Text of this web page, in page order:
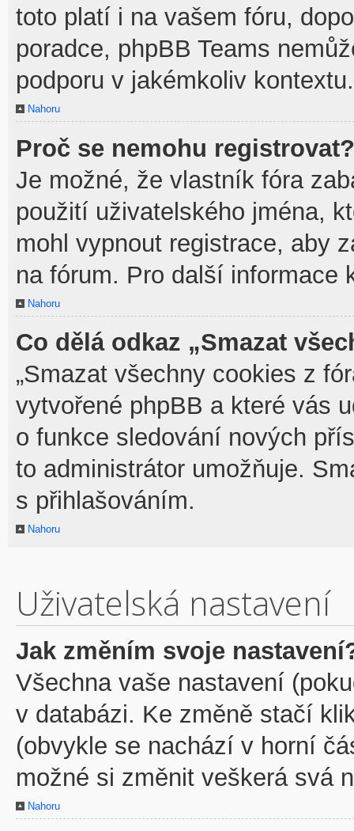
toto platí i na vašem fóru,
poradce, phpBB Teams
podporu v jakémkoliv kontextu.
Nahoru
Proč se nemohu registrovat?
Je možné, že vlastník fóra
použití uživatelského jména,
mohl vypnout registrace, aby
na fórum. Pro další informace
Nahoru
Co dělá odkaz „Smazat
„Smazat všechny cookies z
vytvořené phpBB a které vás
o funkce sledování nových
to administrátor umožňuje.
s přihlašováním.
Nahoru
Uživatelská nastavení
Jak změním svoje
Všechna vaše nastavení
v databázi. Ke změně stačí
(obvykle se nachází v horní
možné si změnit veškerá svá
Nahoru